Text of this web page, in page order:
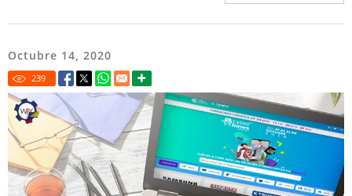
Octubre 14, 2020
239